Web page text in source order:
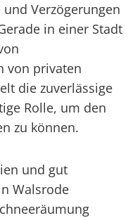
Verzögerungen
in einer Stadt
von privaten
die zuverlässige
Rolle, um den
zu können.
und gut
Walsrode